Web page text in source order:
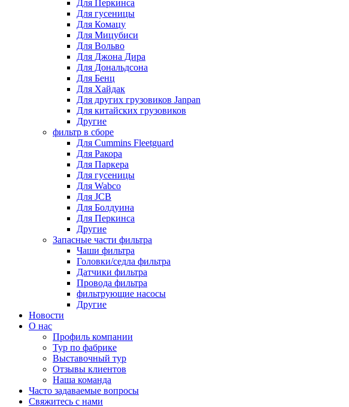
Для Перкинса
Для гусеницы
Для Комацу
Для Мицубиси
Для Вольво
Для Джона Дира
Для Дональдсона
Для Бенц
Для Хайдак
Для других грузовиков Janpan
Для китайских грузовиков
Другие
фильтр в сборе
Для Cummins Fleetguard
Для Ракора
Для Паркера
Для гусеницы
Для Wabco
Для JCB
Для Болдуина
Для Перкинса
Другие
Запасные части фильтра
Чаши фильтра
Головки/седла фильтра
Датчики фильтра
Провода фильтра
фильтрующие насосы
Другие
Новости
О нас
Профиль компании
Тур по фабрике
Выставочный тур
Отзывы клиентов
Наша команда
Часто задаваемые вопросы
Свяжитесь с нами